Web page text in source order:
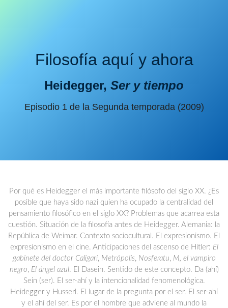
Filosofía aquí y ahora
Heidegger, Ser y tiempo
Episodio 1 de la Segunda temporada (2009)
Por qué es Heidegger el más importante filósofo del siglo XX. ¿Es
posible que haya sido nazi quien ha ocupado la centralidad del
pensamiento filosófico en el siglo XX? Problemas que acarrea esta
cuestión. Situación de la filosofía antes de Heidegger. Alemania: la
República de Weimar. Contexto sociocultural. El expresionismo. El
expresionismo en el cine. Anticipaciones del ascenso de Hitler: El
gabinete del doctor Caligari, Metrópolis, Nosferatu, M, el vampiro
negro, El ángel azul. El Dasein. Sentido de este concepto. Da (ahí)
Sein (ser). El ser-ahí y la intencionalidad fenomenológica.
Heidegger y Husserl. El lugar de la pregunta por el ser. El ser-ahí
y el ahí del ser. Es por el hombre que adviene al mundo la